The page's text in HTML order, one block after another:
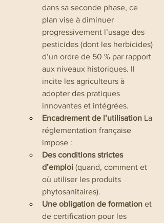
dans sa seconde phase, ce
plan vise à diminuer
progressivement l’usage des
pesticides (dont les herbicides)
d’un ordre de 50 % par rapport
aux niveaux historiques. Il
incite les agriculteurs à
adopter des pratiques
innovantes et intégrées.
Encadrement de l’utilisation La
réglementation française
impose :
Des conditions strictes
d’emploi (quand, comment et
où utiliser les produits
phytosanitaires).
Une obligation de formation et
de certification pour les